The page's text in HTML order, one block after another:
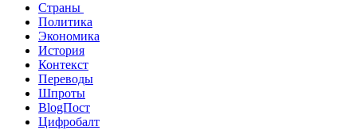
Страны
Политика
Экономика
История
Контекст
Переводы
Шпроты
BlogПост
Цифробалт